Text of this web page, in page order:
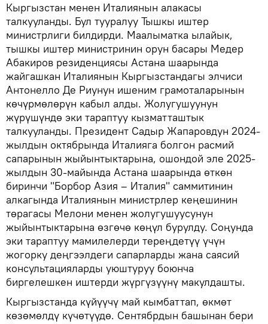
Кыргызcтан менен Италиянын алакасы
талкууланды. Бул тууралуу Тышкы иштер
министрлиги билдирди. Маалыматка ылайык,
тышкы иштер министринин орун басары Медер
Абакиров резиденциясы Астана шаарында
жайгашкан Италиянын Кыргызcтандагы элчиси
Антонелло Де Риунун ишеним грамоталарынын
көчүрмөлөрүн кабыл алды. Жолугушуунун
жүрүшүндө эки тараптуу кызматташтык
талкууланды. Президент Садыр Жапаровдун 2024-
жылдын октябрында Италияга болгон расмий
сапарынын жыйынтыктарына, ошондой эле 2025-
жылдын 30-майында Астана шаарында өткөн
биринчи "Борбор Азия – Италия" саммитинин
алкагында Италиянын министрлер кеңешинин
төрагасы Мелони менен жолугушуусунун
жыйынтыктарына өзгөчө көңүл бурулду. Соңунда
эки тараптуу мамилелерди тереңдетүү үчүн
жогорку деңгээлдеги сапарларды жана саясий
консультацияларды уюштуруу боюнча
биргелешкен иштерди жүргүзүүнү макулдашты.
Кыргызстанда күйүүчү май кымбаттап, өкмөт
көзөмөлдү күчөтүүдө. Сентябрдын башынан бери